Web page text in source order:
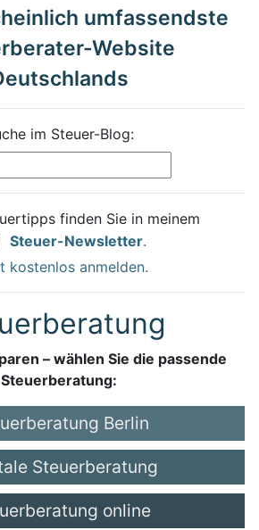
umfassendste
Website
im Steuer-Blog:
finden Sie in meinem
Steuer-Newsletter.
kostenlos anmelden.
– wählen Sie die passende
Steuerberatung:
Berlin
Steuerberatung
online